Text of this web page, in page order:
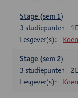
Stage (sem 1)
3 studiepunten
Lesgever(s):
Stage (sem 2)
3 studiepunten
Lesgever(s):